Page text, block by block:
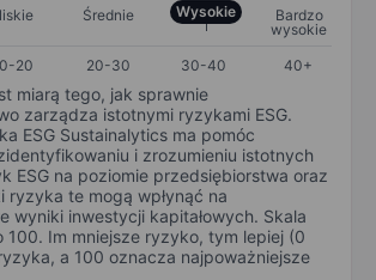
Średnie Wysokie
Bardzo
wysokie
20 20-30 30-40 40+
miarą tego, jak sprawnie
zarządza istotnymi ryzykami ESG.
ESG Sustainalytics ma pomóc
i zrozumieniu istotnych
ESG na poziomie przedsiębiorstwa oraz
ryzyka te mogą wpłynąć na
wyniki inwestycji kapitałowych. Skala
100. Im mniejsze ryzyko, tym lepiej (0
a 100 oznacza najpoważniejsze